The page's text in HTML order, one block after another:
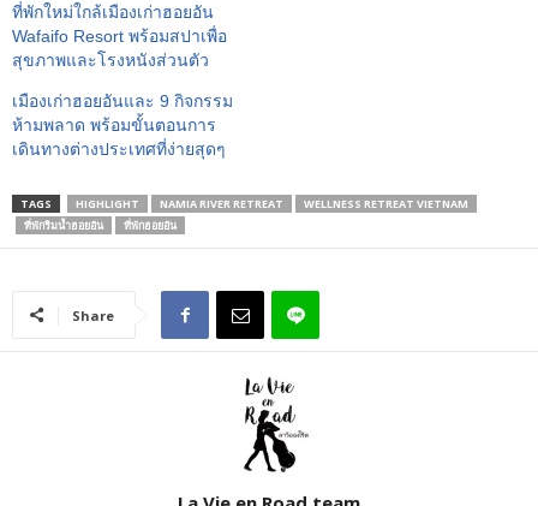
ที่พักใหม่ใกล้เมืองเก่าฮอยอัน
Wafaifo Resort พร้อมสปาเพื่อ
สุขภาพและโรงหนังส่วนตัว
เมืองเก่าฮอยอันและ 9 กิจกรรม
ห้ามพลาด พร้อมขั้นตอนการ
เดินทางต่างประเทศที่ง่ายสุดๆ
TAGS HIGHLIGHT NAMIA RIVER RETREAT
WELLNESS RETREAT VIETNAM
ที่พักริมน้ำฮอยอัน
ที่พักฮอยอัน
Share